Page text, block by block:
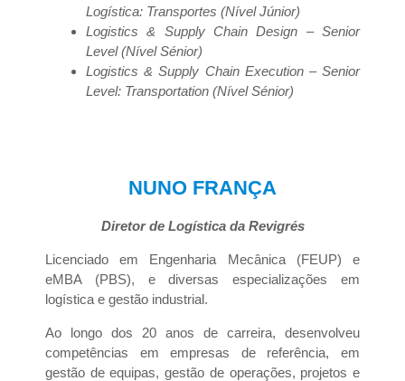
Logística: Transportes (Nível Júnior)
Logistics & Supply Chain Design – Senior
Level (Nível Sénior)
Logistics & Supply Chain Execution – Senior
Level: Transportation (Nível Sénior)
NUNO FRANÇA
Diretor de Logística da Revigrés
Licenciado em Engenharia Mecânica (FEUP) e
eMBA (PBS), e diversas especializações em
logística e gestão industrial.
Ao longo dos 20 anos de carreira, desenvolveu
competências em empresas de referência, em
gestão de equipas, gestão de operações, projetos e